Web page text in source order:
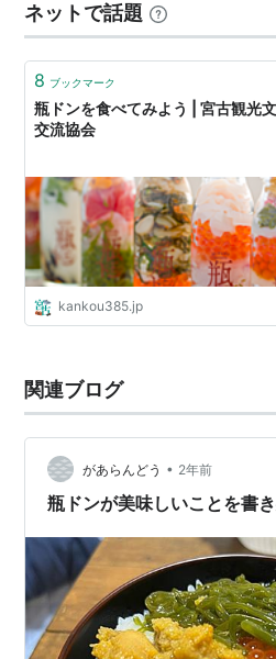
ネットで話題
8 ブックマーク
瓶ドンを食べてみよう | 宮古観光
交流協会
kankou385.jp
関連ブログ
があらんどう • 2年前
瓶ドンが美味しいことを書